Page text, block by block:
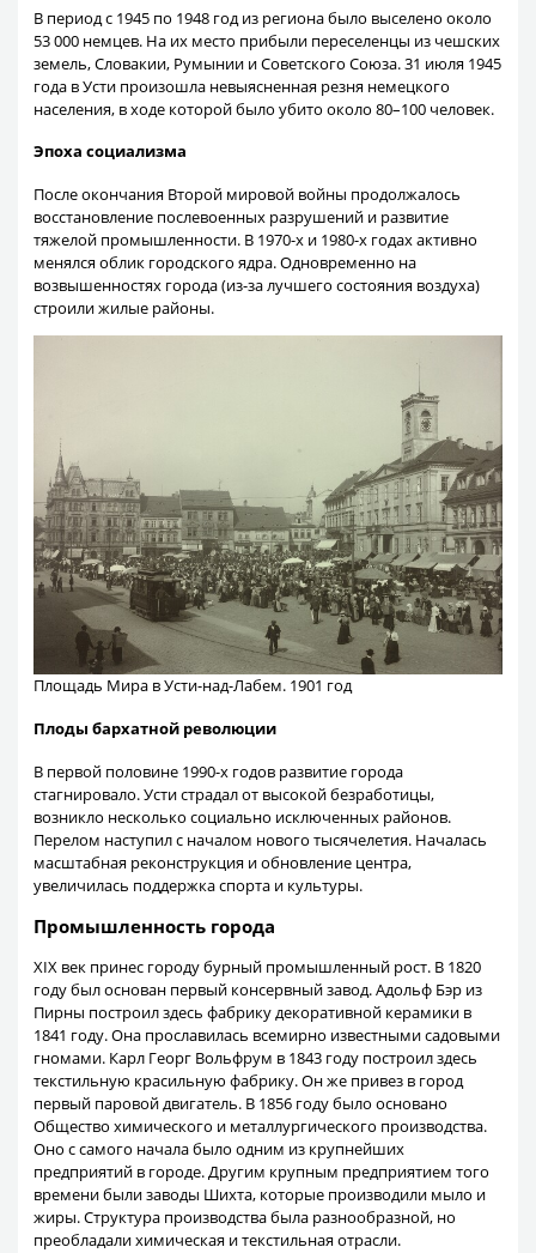
В период с 1945 по 1948 год из региона было выселено около
53 000 немцев. На их место прибыли переселенцы из чешских
земель, Словакии, Румынии и Советского Союза. 31 июля 1945
года в Усти произошла невыясненная резня немецкого
населения, в ходе которой было убито около 80–100 человек.
Эпоха социализма
После окончания Второй мировой войны продолжалось
восстановление послевоенных разрушений и развитие
тяжелой промышленности. В 1970-х и 1980-х годах активно
менялся облик городского ядра. Одновременно на
возвышенностях города (из-за лучшего состояния воздуха)
строили жилые районы.
Площадь Мира в Усти-над-Лабем. 1901 год
Плоды бархатной революции
В первой половине 1990-х годов развитие города
стагнировало. Усти страдал от высокой безработицы,
возникло несколько социально исключенных районов.
Перелом наступил с началом нового тысячелетия. Началась
масштабная реконструкция и обновление центра,
увеличилась поддержка спорта и культуры.
Промышленность города
XIX век принес городу бурный промышленный рост. В 1820
году был основан первый консервный завод. Адольф Бэр из
Пирны построил здесь фабрику декоративной керамики в
1841 году. Она прославилась всемирно известными садовыми
гномами. Карл Георг Вольфрум в 1843 году построил здесь
текстильную красильную фабрику. Он же привез в город
первый паровой двигатель. В 1856 году было основано
Общество химического и металлургического производства.
Оно с самого начала было одним из крупнейших
предприятий в городе. Другим крупным предприятием того
времени были заводы Шихта, которые производили мыло и
жиры. Структура производства была разнообразной, но
преобладали химическая и текстильная отрасли.